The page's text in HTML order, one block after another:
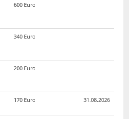
600 Euro
340 Euro
200 Euro
170 Euro 31.08.2026